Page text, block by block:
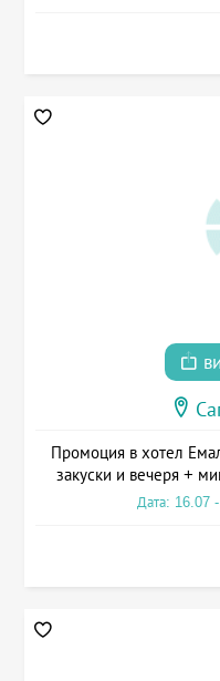
Промоция в хотел
закуски и вечеря +
Дата: 16.07